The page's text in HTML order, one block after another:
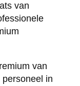
van
van
in